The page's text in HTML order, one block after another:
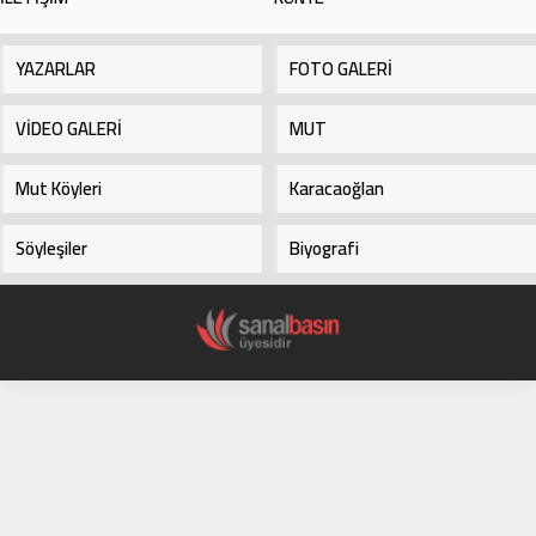
YAZARLAR
FOTO GALERİ
VİDEO GALERİ
MUT
Mut Köyleri
Karacaoğlan
Söyleşiler
Biyografi